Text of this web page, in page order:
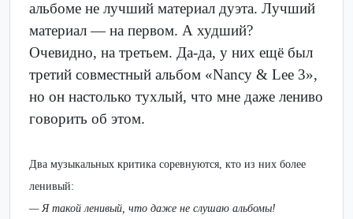
альбоме не лучший материал дуэта. Лучший
материал — на первом. А худший?
Очевидно, на третьем. Да-да, у них ещё был
третий совместный альбом «Nancy & Lee 3»,
но он настолько тухлый, что мне даже лениво
говорить об этом.
Два музыкальных критика соревнуются, кто из них более
ленивый:
— Я такой ленивый, что даже не слушаю альбомы!